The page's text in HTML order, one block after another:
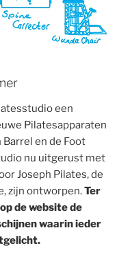
een
Pilatesapparaten
Barrel en de Foot
nu uitgerust met
Joseph Pilates, de
zijn ontworpen.Ter
de website de
waarin ieder